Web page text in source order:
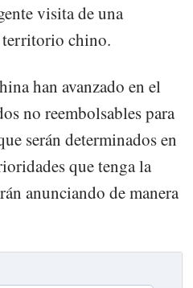
visita de una
chino.
han avanzado en el
no reembolsables para
serán determinados en
que tenga la
anunciando de manera